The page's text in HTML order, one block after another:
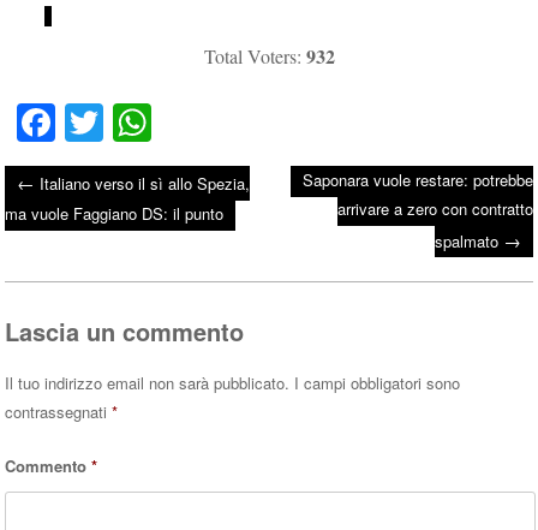
Total Voters: 932
Fa
ce
bo
ok
T
wi
tte
r
ha
ts
A
pp
Post navigation
← Italiano verso il sì allo Spezia,
ma vuole Faggiano DS: il punto
Saponara vuole restare: potrebbe
arrivare a zero con contratto
spalmato →
Lascia un commento
Il tuo indirizzo email non sarà pubblicato. I campi obbligatori sono
contrassegnati*
Commento*